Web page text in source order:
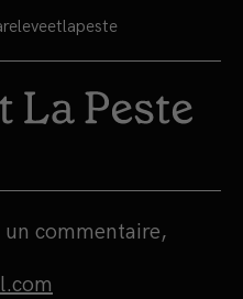
un commentaire,